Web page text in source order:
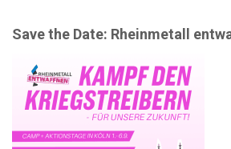
Save the Date: Rheinmetall